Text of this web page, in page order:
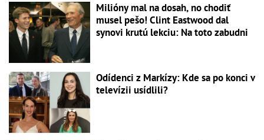
Milióny mal na dosah, no chodiť
musel pešo! Clint Eastwood dal
synovi krutú lekciu: Na toto zabudni
Odídenci z Markízy: Kde sa po konci v
televízii usídlili?